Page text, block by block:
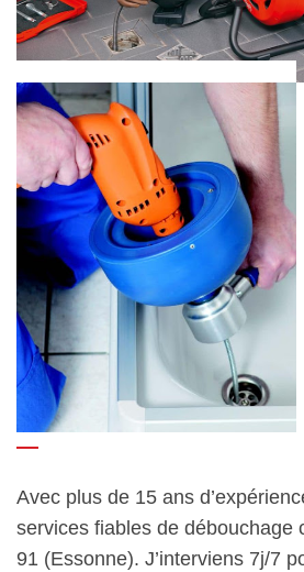
Avec plus de 15 ans
services fiables de débouchage
91 (Essonne). J’interviens 7j/7